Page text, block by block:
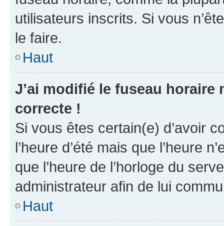
utilisateurs inscrits. Si vous
le faire.
Haut
J’ai modifié le fuseau horaire
correcte !
Si vous êtes certain(e) d’avoir
l’heure d’été mais que l’heure
que l’heure de l’horloge du
administrateur afin de lui
Haut